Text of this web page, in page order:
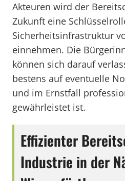
Akteuren wird der
Zukunft eine
Sicherheitsinfrastruktur
einnehmen. Die
können sich darauf
bestens auf eventuelle
und im Ernstfall
gewährleistet ist.
Effizienter
Industrie in der